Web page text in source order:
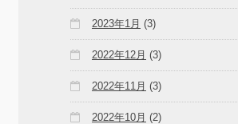
2023年1月 (3)
2022年12月 (3)
2022年11月 (3)
2022年10月 (2)